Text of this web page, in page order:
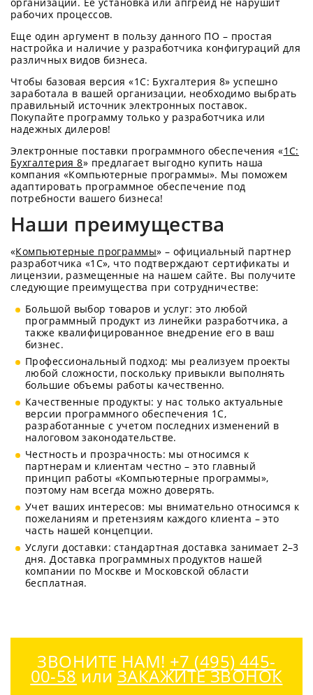
рабочих процессов.
Еще один аргумент в пользу данного ПО – простая
настройка и наличие у разработчика конфигураций для
различных видов бизнеса.
Чтобы базовая версия «1С: Бухгалтерия 8» успешно
заработала в вашей организации, необходимо выбрать
правильный источник электронных поставок.
Покупайте программу только у разработчика или
надежных дилеров!
Электронные поставки программного обеспечения «1С:
Бухгалтерия 8» предлагает выгодно купить наша
компания «Компьютерные программы». Мы поможем
адаптировать программное обеспечение под
потребности вашего бизнеса!
Наши преимущества
«Компьютерные программы» – официальный партнер
разработчика «1С», что подтверждают сертификаты и
лицензии, размещенные на нашем сайте. Вы получите
следующие преимущества при сотрудничестве:
Большой выбор товаров и услуг: это любой
программный продукт из линейки разработчика, а
также квалифицированное внедрение его в ваш
бизнес.
Профессиональный подход: мы реализуем проекты
любой сложности, поскольку привыкли выполнять
большие объемы работы качественно.
Качественные продукты: у нас только актуальные
версии программного обеспечения 1С,
разработанные с учетом последних изменений в
налоговом законодательстве.
Честность и прозрачность: мы относимся к
партнерам и клиентам честно – это главный
принцип работы «Компьютерные программы»,
поэтому нам всегда можно доверять.
Учет ваших интересов: мы внимательно относимся к
пожеланиям и претензиям каждого клиента – это
часть нашей концепции.
Услуги доставки: стандартная доставка занимает 2–3
дня. Доставка программных продуктов нашей
компании по Москве и Московской области
бесплатная.
ЗВОНИТЕ НАМ! +7 (495) 445-
00-58 или ЗАКАЖИТЕ ЗВОНОК